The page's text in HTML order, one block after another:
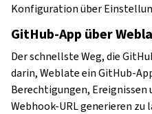
Konfiguration über
GitHub-App über
Der schnellste Weg, die
darin, Weblate ein GitHub-
Berechtigungen,
Webhook-URL generieren zu